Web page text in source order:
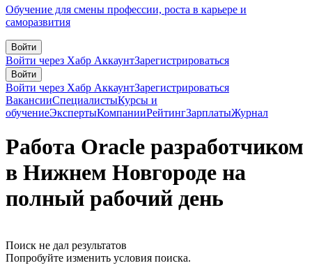
Обучение для смены профессии, роста в карьере и
саморазвития
Войти
Войти через Хабр АккаунтЗарегистрироваться
Войти
Войти через Хабр АккаунтЗарегистрироваться
ВакансииСпециалистыКурсы и
обучениеЭкспертыКомпанииРейтингЗарплатыЖурнал
Работа Oracle разработчиком
в Нижнем Новгороде на
полный рабочий день
Поиск не дал результатов
Попробуйте изменить условия поиска.